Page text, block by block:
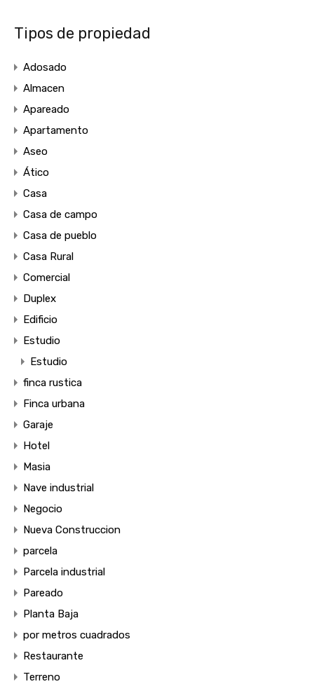
Tipos de propiedad
Adosado
Almacen
Apareado
Apartamento
Aseo
Ático
Casa
Casa de campo
Casa de pueblo
Casa Rural
Comercial
Duplex
Edificio
Estudio
Estudio
finca rustica
Finca urbana
Garaje
Hotel
Masia
Nave industrial
Negocio
Nueva Construccion
parcela
Parcela industrial
Pareado
Planta Baja
por metros cuadrados
Restaurante
Terreno